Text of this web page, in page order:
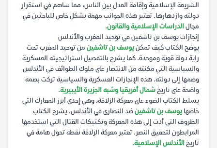
الشريعة الإسلامية وإقامة العدل بين الناس، مما ساهم في استقرار
دولته وازدهارها. تعتبر هذه الجوانب مهمة بشكل خاص للباحثين في
مجالالدراسات الإسلامية والقانون.
إنجازات يوسف بن تاشفين في توحيد المغرب والأندلس
يوضح الكتاب كيف تمكنيوسف بن تاشفين من توحيد المغرب تحت
راية دولة قوية وموحدة. كما يشرح بالتفصيل استراتيجيته العسكرية
والسياسية التي مكنته من الانتصار على ملوك الطوائف في الأندلس
وضمها إلى دولته. هذه الإنجازات العسكرية والسياسية تركت بصمة
واضحة على تاريخشمال أفريقيا وشبه الجزيرة الأيبيرية.
يسلط الكتاب الضوء على معركة الزلاقة، وهي إحدى أبرز المعارك التي
خاضها يوسف بن تاشفينضد النصارى في الأندلس. يشرح الكتاب
الظروف التي أدت إلى هذه المعركة وتكتيكات القتال التي استخدمها
المرابطون لتحقيق النصر. تعتبر معركة الزلاقة نقطة تحول هامة في
تاريخالأندلس الإسلامية.